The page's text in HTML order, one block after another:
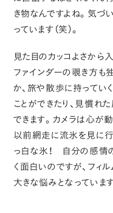
き物なんですよね。気づ
っています（笑）。
見た目のカッコよさから
ファインダーの覗き方も
か、旅や散歩に持ってい
ことができたり、見慣れ
できます。カメラは心が
以前網走に流氷を見に
っ白な氷！ 自分の感情
く面白いのですが、フィ
大きな悩みとなっています